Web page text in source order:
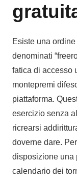
Esiste una
denominati
fatica di accesso
montepremi
piattaforma.
esercizio senza
ricrearsi
doverne dare.
disposizione una
calendario dei